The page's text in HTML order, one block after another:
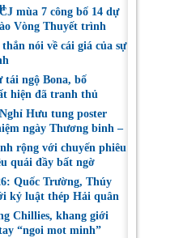
mùa 7 công bố 14 dự
Vòng Thuyết trình
nói về cái giá của sự
tái ngộ Bona, bố
hiện đã tranh thủ
Hưu tung poster
ngày Thương binh –
rộng với chuyến phiêu
quái đầy bất ngờ
Quốc Trường, Thúy
kỷ luật thép Hải quân
Chillies, khang giới
“ngoi mot minh”